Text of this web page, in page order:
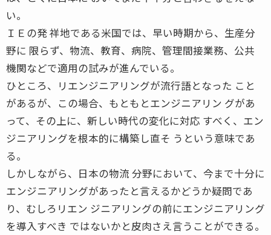
い。
ＩＥの発 祥地である米国では、早い時期から、生産分
野に 限らず、物流、教育、病院、管理間接業務、公共
機関などで適用の試みが進んでいる。
ひところ、リエンジニアリングが流行語となった こと
があるが、この場合、もともとエンジニアリン グがあ
って、その上に、新しい時代の変化に対応 すべく、エン
ジニアリングを根本的に構築し直そ うという意味であ
る。
しかしながら、日本の物流 分野において、今まで十分に
エンジニアリングがあったと言えるかどうか疑問であ
り、むしろリエン ジニアリングの前にエンジニアリング
を導入すべき ではないかと皮肉さえ言うことができる。